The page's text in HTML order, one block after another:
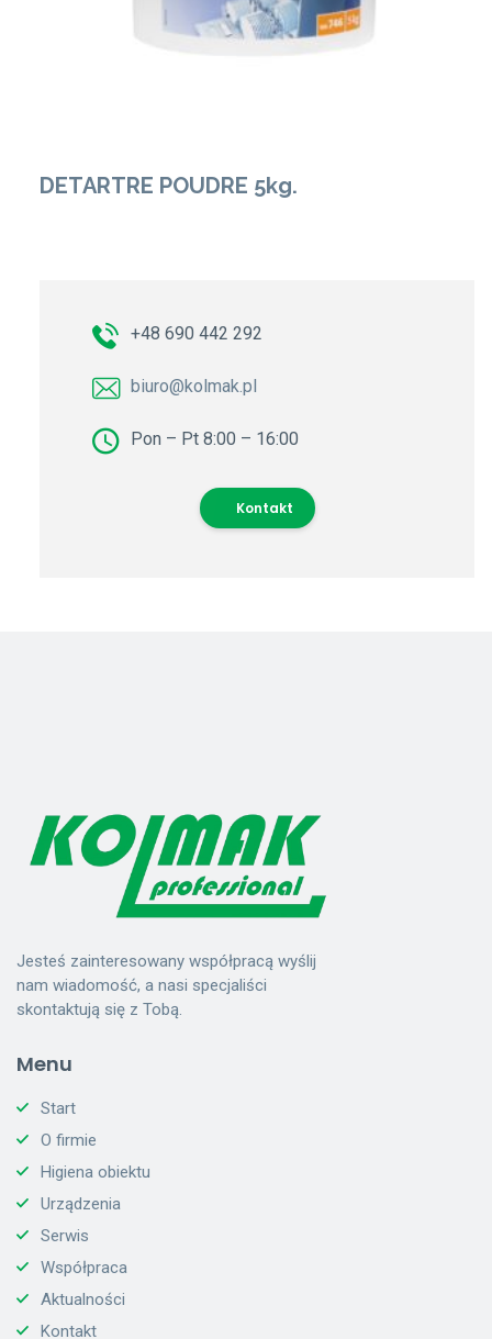
DETARTRE POUDRE 5kg.
+48 690 442 292
biuro@kolmak.pl
Pon – Pt 8:00 – 16:00
Kontakt
Jesteś zainteresowany współpracą wyślij
nam wiadomość, a nasi specjaliści
skontaktują się z Tobą.
Menu
Start
O firmie
Higiena obiektu
Urządzenia
Serwis
Współpraca
Aktualności
Kontakt